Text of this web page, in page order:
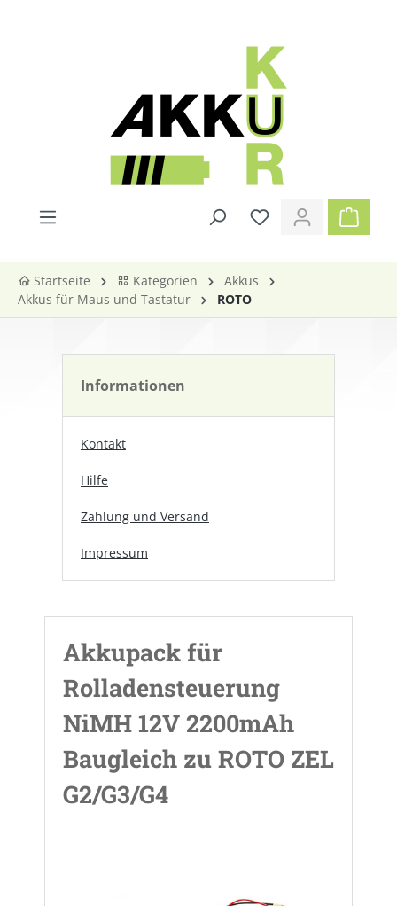
Startseite Kategorien
Akkus
Akkus für Maus und Tastatur
ROTO
Informationen
Kontakt
Hilfe
Zahlung und Versand
Impressum
Akkupack für
Rolladensteuerung
NiMH 12V 2200mAh
Baugleich zu ROTO ZEL
G2/G3/G4